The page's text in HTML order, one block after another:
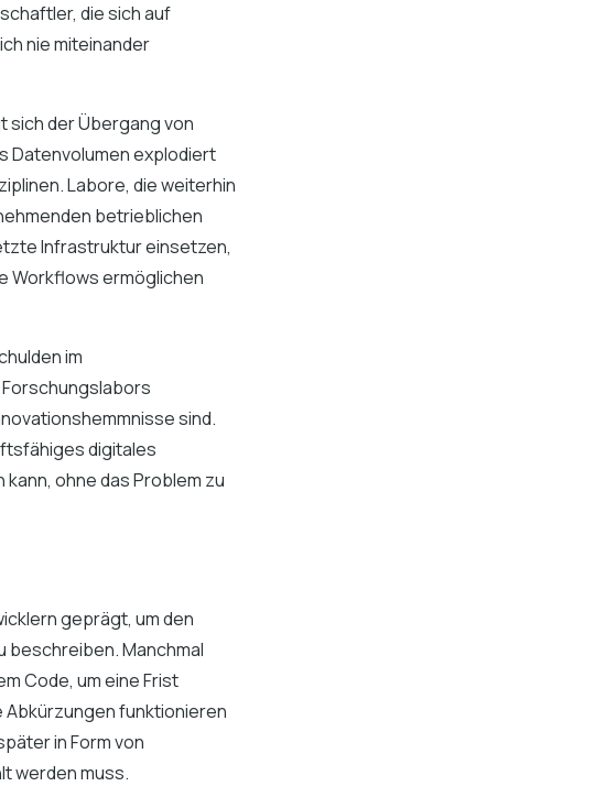
die sich auf
nie miteinander
sich der Übergang von
Datenvolumen explodiert
Labore, die weiterhin
betrieblichen
Infrastruktur einsetzen,
Workflows ermöglichen
im
sind.
digitales
ohne das Problem zu
geprägt, um den
beschreiben. Manchmal
Code, um eine Frist
Abkürzungen funktionieren
in Form von
werden muss.